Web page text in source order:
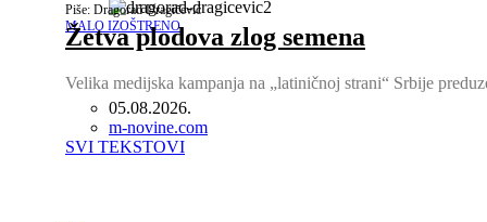
Piše: Dragorad Dragičević
MALO IZOŠTRENO
Žetva plodova zlog semena
Velika medijska kampanja na „latiničnoj strani“ Srbije
05.08.2026.
Author
m-novine.com
SVI TEKSTOVI